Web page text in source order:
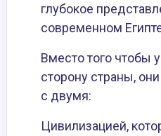
глубокое
современном
Вместо того чтобы
сторону страны,
с двумя:
Цивилизацией,